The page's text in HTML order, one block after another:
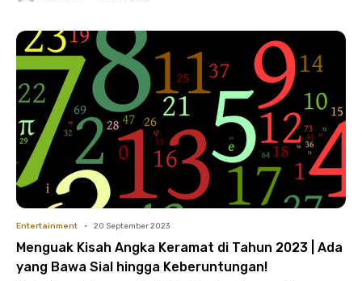
Entertainment • 20 September 2023
Menguak Kisah Angka Keramat di Tahun 2023 | Ada
yang Bawa Sial hingga Keberuntungan!